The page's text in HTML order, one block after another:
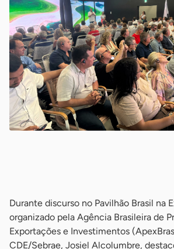
Durante discurso no Pavilhão Brasil na
organizado pela Agência Brasileira de
Exportações e Investimentos
CDE/Sebrae, Josiel Alcolumbre,